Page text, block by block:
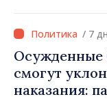
права для
работников
/ 7
Осужденные
смогут
наказания: